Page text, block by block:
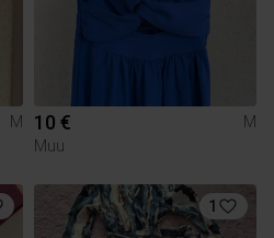
M
10 €
M
Muu
1